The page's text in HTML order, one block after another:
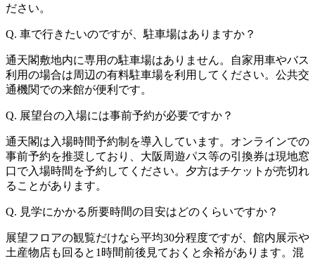
ださい。
Q. 車で行きたいのですが、駐車場はありますか？
通天閣敷地内に専用の駐車場はありません。自家用車やバス
利用の場合は周辺の有料駐車場を利用してください。公共交
通機関での来館が便利です。
Q. 展望台の入場には事前予約が必要ですか？
通天閣は入場時間予約制を導入しています。オンラインでの
事前予約を推奨しており、大阪周遊パス等の引換券は現地窓
口で入場時間を予約してください。夕方はチケットが売切れ
ることがあります。
Q. 見学にかかる所要時間の目安はどのくらいですか？
展望フロアの観覧だけなら平均30分程度ですが、館内展示や
土産物店も回ると1時間前後見ておくと余裕があります。混